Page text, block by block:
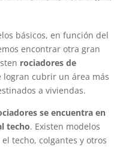
básicos, en función del
encontrar otra gran
rociadores de
logran cubrir un área más
a viviendas.
se encuentra en
techo. Existen modelos
techo, colgantes y otros